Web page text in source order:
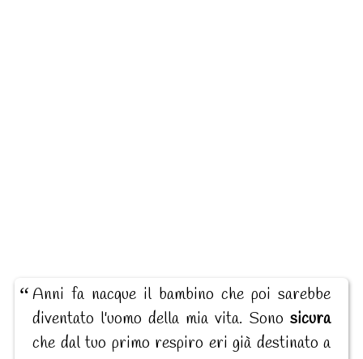
Anni fa nacque il bambino che poi sarebbe
diventato l'uomo della mia vita. Sono sicura
che dal tuo primo respiro eri già destinato a